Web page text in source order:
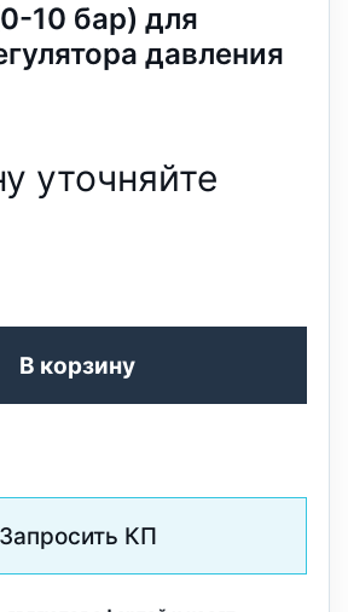
10 бар) для
давления
уточняйте
В корзину
Запросить КП